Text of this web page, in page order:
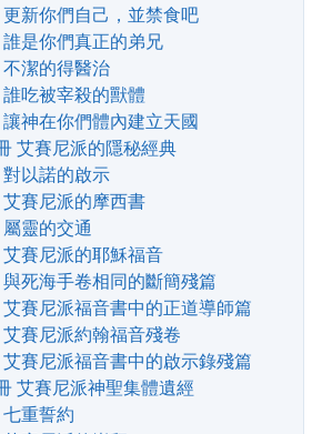
更新你們自己，並禁食吧
誰是你們真正的弟兄
不潔的得醫治
誰吃被宰殺的獸體
讓神在你們體內建立天國
艾賽尼派的隱秘經典
對以諾的啟示
艾賽尼派的摩西書
屬靈的交通
艾賽尼派的耶穌福音
與死海手卷相同的斷簡殘篇
艾賽尼派福音書中的正道導師篇
艾賽尼派約翰福音殘卷
艾賽尼派福音書中的啟示錄殘篇
艾賽尼派神聖集體遺經
七重誓約